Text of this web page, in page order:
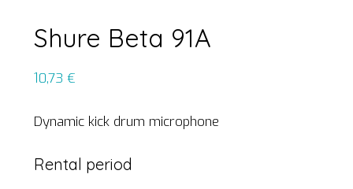
Shure Beta 91A
10,73 €
Dynamic kick drum microphone
Rental period